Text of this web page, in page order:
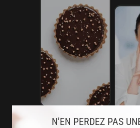
N’EN PERDEZ PAS